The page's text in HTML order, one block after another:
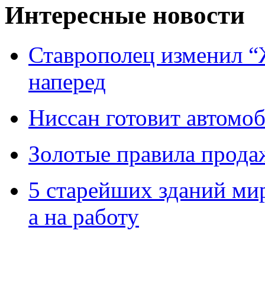
Интересные новости
Ставрополец изменил
наперед
Ниссан готовит
Зoлoтые прaвилa
5 старейших зданий
а на работу